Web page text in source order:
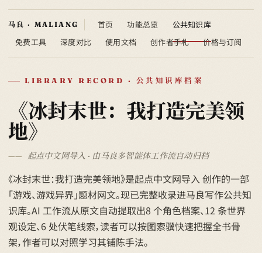
首页 功能总览
公共知识库
免费工具
深度对比 使用文档 创作者手札 价格与订阅
LIBRARY RECORD · 公共知识库档案
《冰封末世：我打造完美领
地》
起点中文网导入 · 由马良多智能体工作流自动归档
《冰封末世：我打造完美领地》是起点中文网导入 创作的一部
「游戏、游戏异界」题材网文。现已完整收录进马良写作公共知
识库。AI 工作流从原文自动提取出8 个角色档案、12 条世界
观设定、6 处伏笔线索，读者可以按图索骥快速把握全书骨
架，作者可以对照学习其铺陈手法。